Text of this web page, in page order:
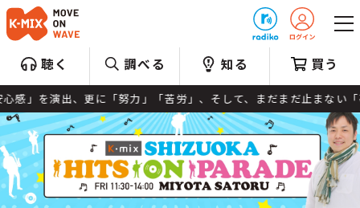
聴く 調べる 知る 買う
出、更に「努力」「苦労」、そして、まだまだ止まない「